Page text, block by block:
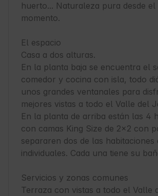
huerto... Naturaleza pura desde el
momento.
El espacio
Casa a dos alturas.
En la planta baja se encuentra el
comedor y cocina con isla, todo
unos grandes ventanales para
mejores vistas a todo el Valle del
En la planta de arriba están las 4
con camas King Size de 2x2 con
separaren dos de las habitaciones
individuales. Cada una tiene su
Servicios y zonas comunes
Terraza con vistas a todo el Valle